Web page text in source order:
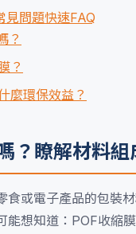
見問題快速FAQ
？
？
麼環保效益？
？瞭解材料組
食或電子產品的包裝
能想知道：POF收縮